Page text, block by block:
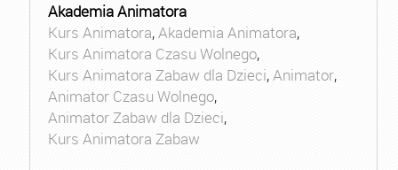
Akademia Animatora
Kurs Animatora,Akademia Animatora,
Kurs Animatora Czasu Wolnego,
Kurs Animatora Zabaw dla Dzieci,Animator,
Animator Czasu Wolnego,
Animator Zabaw dla Dzieci,
Kurs Animatora Zabaw